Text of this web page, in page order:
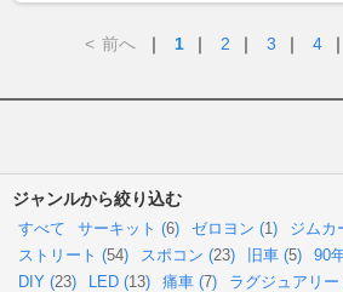
< 前へ ｜ 1 ｜ 2 ｜ 3 ｜ 4 ｜
ジャンルから絞り込む
すべて サーキット (6) ゼロヨン (1 ) ジムカ
ストリート (54) スポコン (23) 旧車 (5) 90
DIY (23) LED (13) 痛車 (7) ラグジュアリー